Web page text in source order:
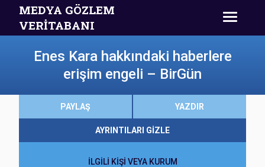
MEDYA GÖZLEM
VERİTABANI
Enes Kara hakkındaki haberlere
erişim engeli – BirGün
PAYLAŞ YAZDIR
AYRINTILARI GİZLE
İLGİLİ KİŞİ VEYA KURUM